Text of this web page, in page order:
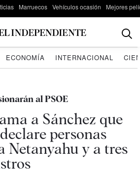
Marruecos Vehículos ocasión Mejores
ECONOMÍA INTERNACIONAL
al PSOE
a Sánchez que
personas
Netanyahu y a tres